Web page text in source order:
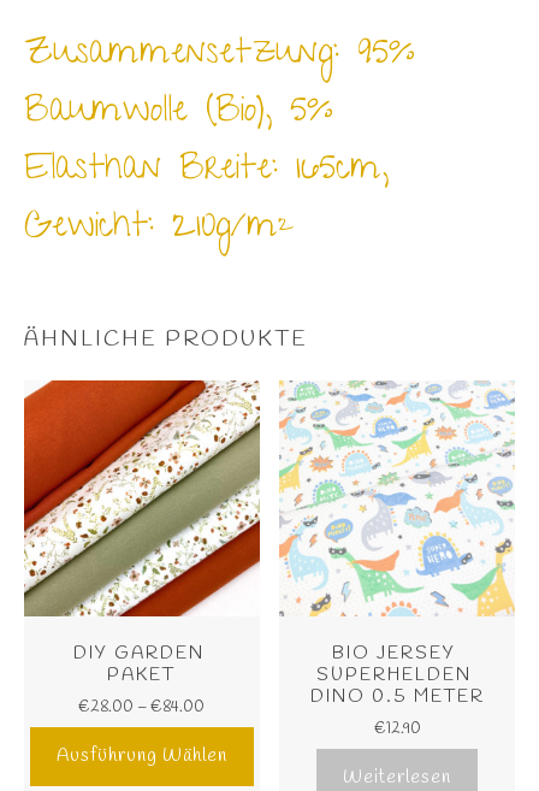
Zusammensetzung: 95%
Baumwolle (Bio), 5%
Elasthan Breite: 165cm,
Gewicht: 210g/m²
ÄHNLICHE PRODUKTE
DIY GARDEN
PAKET
€28.00 –€84.00
Ausführung Wählen
BIO JERSEY
SUPERHELDEN
DINO 0.5 METER
€12.90
Weiterlesen